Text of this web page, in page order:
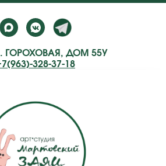
ГОРОХОВАЯ, ДОМ 55У
328-37-18